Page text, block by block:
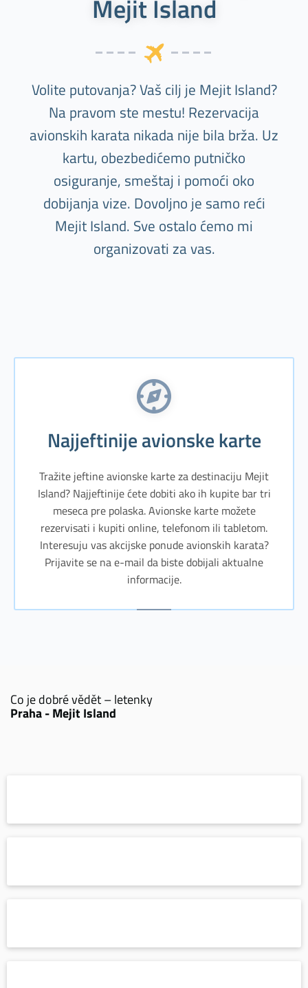
Mejit Island
Volite putovanja? Vaš cilj je Mejit Island?
Na pravom ste mestu! Rezervacija
avionskih karata nikada nije bila brža. Uz
kartu, obezbedićemo putničko
osiguranje, smeštaj i pomoći oko
dobijanja vize. Dovoljno je samo reći
Mejit Island. Sve ostalo ćemo mi
organizovati za vas.
Najjeftinije avionske karte
Tražite jeftine avionske karte za destinaciju Mejit
Island? Najjeftinije ćete dobiti ako ih kupite bar tri
meseca pre polaska. Avionske karte možete
rezervisati i kupiti online, telefonom ili tabletom.
Interesuju vas akcijske ponude avionskih karata?
Prijavite se na e-mail da biste dobijali aktualne
informacije.
Co je dobré vědět – letenky
Praha - Mejit Island